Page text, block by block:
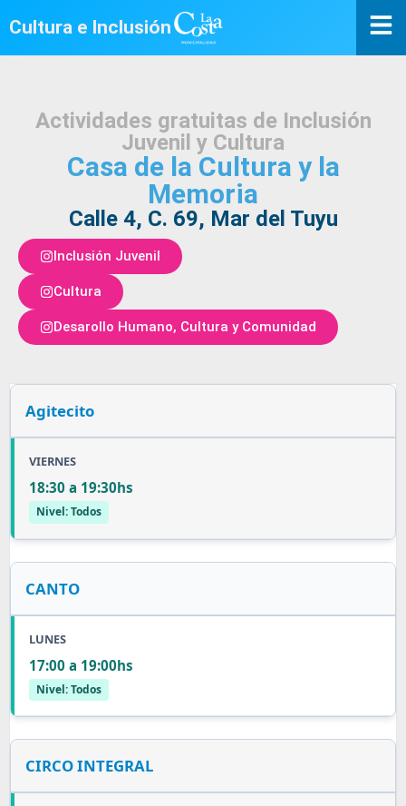
Cultura e Inclusión
Actividades gratuitas de Inclusión
Juvenil y Cultura
Casa de la Cultura y la
Memoria
Calle 4, C. 69, Mar del Tuyu
Inclusión Juvenil
Cultura
Desarollo Humano, Cultura y Comunidad
Agitecito
VIERNES
18:30 a 19:30hs
Nivel: Todos
CANTO
LUNES
17:00 a 19:00hs
Nivel: Todos
CIRCO INTEGRAL